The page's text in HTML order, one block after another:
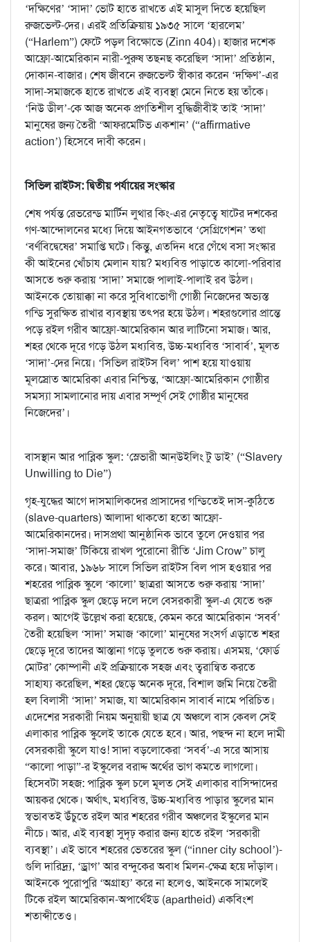
‘দক্ষিণের’ ‘সাদা’ ভোট হাতে রাখতে এই মাসুল দিতে হয়েছিল
রুজভেল্ট-দের। এরই প্রতিক্রিয়ায় ১৯৩৫ সালে ‘হারলেম’
(“Harlem”) ফেটে পড়ল বিক্ষোভে (Zinn 404)। হাজার দশেক
আফ্রো-আমেরিকান নারী-পুরুষ তছনছ করেছিল ‘সাদা’ প্রতিষ্ঠান,
দোকান-বাজার। শেষ জীবনে রুজভেল্ট স্বীকার করেন ‘দক্ষিণ’-এর
সাদা-সমাজকে হাতে রাখতে এই ব্যবস্থা মেনে নিতে হয় তাঁকে।
‘নিউ ডীল’-কে আজ অনেক প্রগতিশীল বুদ্ধিজীবীই তাই ‘সাদা’
মানুষের জন্য তৈরী ‘আফরমেটিভ একশান’ (“affirmative
action’) হিসেবে দাবী করেন।
সিভিল রাইট্স: দ্বিতীয় পর্যায়ের সংস্কার
শেষ পর্যন্ত রেভরেন্ড মার্টিন লুথার কিং-এর নেতৃত্বে ষাটের দশকের
গণ-আন্দোলনের মধ্যে দিয়ে আইনগতভাবে ‘সেগ্রিগেশন’ তথা
‘বর্ণবিদ্বেষের’ সমাপ্তি ঘটে। কিন্তু, এতদিন ধরে গেঁথে বসা সংস্কার
কী আইনের খোঁচায মেলান যায়? মধ্যবিত্ত পাড়াতে কালো-পরিবার
আসতে শুরু করায় ‘সাদা’ সমাজে পালাই-পালাই রব উঠল।
আইনকে তোয়াক্কা না করে সুবিধাভোগী গোষ্ঠী নিজেদের অভ্যস্ত
গন্ডি সুরক্ষিত রাখার ব্যবস্থায় তৎপর হয়ে উঠল। শহরগুলোর প্রান্তে
পড়ে রইল গরীব আফ্রো-আমেরিকান আর লাটিনো সমাজ। আর,
শহর থেকে দূরে গড়ে উঠল মধ্যবিত্ত, উচ্চ-মধ্যবিত্ত ‘সাবার্ব’, মূলত
‘সাদা’-দের নিয়ে। ‘সিভিল রাইটস বিল’ পাশ হয়ে যাওয়ায়
মূলস্রোত আমেরিকা এবার নিশ্চিন্ত, ‘আফ্রো-আমেরিকান গোষ্ঠীর
সমস্যা সামলানোর দায় এবার সম্পূর্ণ সেই গোষ্ঠীর মানুষের
নিজেদের’।
বাসস্থান আর পাব্লিক স্কুল: ‘স্লেভারী আন্উইলিং টু ডাই’ (“Slavery
Unwilling to Die”)
গৃহ-যুদ্ধের আগে দাসমালিকদের প্রাসাদের গন্ডিতেই দাস-কুঠিতে
(slave-quarters) আলাদা থাকতো হতো আফ্রো-
আমেরিকানদের। দাসপ্রথা আনুষ্ঠানিক ভাবে তুলে দেওয়ার পর
‘সাদা-সমাজ’ টিকিয়ে রাখল পুরোনো রীতি ‘Jim Crow” চালু
করে। আবার, ১৯৬৮ সালে সিভিল রাইটস বিল পাস হওয়ার পর
শহরের পাব্লিক স্কুলে ‘কালো’ ছাত্ররা আসতে শুরু করায় ‘সাদা’
ছাত্ররা পাব্লিক স্কুল ছেড়ে দলে দলে বেসরকারী স্কুল-এ যেতে শুরু
করল। আগেই উল্লেখ করা হয়েছে, কেমন করে আমেরিকান ‘সবর্ব’
তৈরী হয়েছিল ‘সাদা’ সমাজ ‘কালো’ মানুষের সংসর্গ এড়াতে শহর
ছেড়ে দূরে তাদের আস্তানা গড়ে তুলতে শুরু করায়। এসময়, ‘ফোর্ড
মোটর’ কোম্পানী এই প্রক্রিয়াকে সহজ এবং ত্বরান্বিত করতে
সাহায্য করেছিল, শহর ছেড়ে অনেক দূরে, বিশাল জমি নিয়ে তৈরী
হল বিলাসী ‘সাদা’ সমাজ, যা আমেরিকান সাবার্ব নামে পরিচিত।
এদেশের সরকারী নিয়ম অনুয়ায়ী ছাত্র যে অঞ্চলে বাস কেবল সেই
এলাকার পাব্লিক স্কুলেই তাকে যেতে হবে। আর, পছন্দ না হলে দামী
বেসরকারী স্কুলে যাও! সাদা বড়লোকেরা ‘সবর্ব’-এ সরে আসায়
“কালো পাড়া”-র ইস্কুলের বরাদ্দ অর্থের ভাগ কমতে লাগলো।
হিসেবটা সহজ: পাব্লিক স্কুল চলে মূলত সেই এলাকার বাসিন্দাদের
আয়কর থেকে। অর্থাৎ, মধ্যবিত্ত, উচ্চ-মধ্যবিত্ত পাড়ার স্কুলের মান
স্বভাবতই উঁচুতে রইল আর শহরের গরীব অঞ্চলের ইস্কুলের মান
নীচে। আর, এই ব্যবস্থা সুদৃঢ় করার জন্য হাতে রইল ‘সরকারী
ব্যবস্থা’। এই ভাবে শহরের ভেতরের স্কুল (“inner city school’)-
গুলি দারিদ্র্য, ‘ড্রাগ’ আর বন্দুকের অবাধ মিলন-ক্ষেত্র হয়ে দাঁড়াল।
আইনকে পুরোপুরি ‘অগ্রাহ্য’ করে না হলেও, আইনকে সামলেই
টিকে রইল আমেরিকান-অপার্থেইড (apartheid) একবিংশ
শতাব্দীতেও।